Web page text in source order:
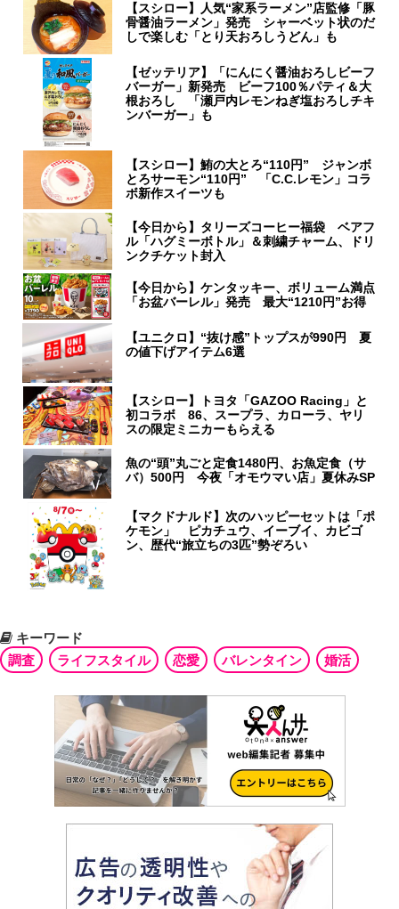
【スシロー】人気“家系ラーメン”店監修「豚
骨醤油ラーメン」発売 シャーベット状のだ
しで楽しむ「とり天おろしうどん」も
【ゼッテリア】「にんにく醤油おろしビーフ
バーガー」新発売 ビーフ100％パティ＆大
根おろし 「瀬戸内レモンねぎ塩おろしチキ
ンバーガー」も
【スシロー】鮪の大とろ“110円” ジャンボ
とろサーモン“110円” 「C.C.レモン」コラ
ボ新作スイーツも
【今日から】タリーズコーヒー福袋 ベアフ
ル「ハグミーボトル」＆刺繍チャーム、ドリ
ンクチケット封入
【今日から】ケンタッキー、ボリューム満点
「お盆バーレル」発売 最大“1210円”お得
【ユニクロ】“抜け感”トップスが990円 夏
の値下げアイテム6選
【スシロー】トヨタ「GAZOO Racing」と
初コラボ 86、スープラ、カローラ、ヤリ
スの限定ミニカーもらえる
魚の“頭”丸ごと定食1480円、お魚定食（サ
バ）500円 今夜「オモウマい店」夏休みSP
【マクドナルド】次のハッピーセットは「ポ
ケモン」 ピカチュウ、イーブイ、カビゴ
ン、歴代“旅立ちの3匹”勢ぞろい
キーワード
調査
ライフスタイル 恋愛 バレンタイン 婚活